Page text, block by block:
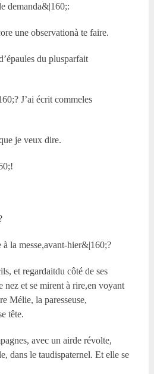
demanda&|160;:
une observationà te faire.
du plusparfait
J’ai écrit commeles
je veux dire.
à la messe,avant-hier&|160;?
et regardaitdu côté de ses
nez et se mirent à rire,en voyant
Mélie, la paresseuse,
tête.
avec un airde révolte,
dans le taudispaternel. Et elle se